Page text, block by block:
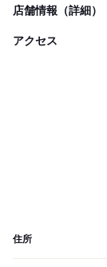
店舗情報（詳細）
アクセス
住所